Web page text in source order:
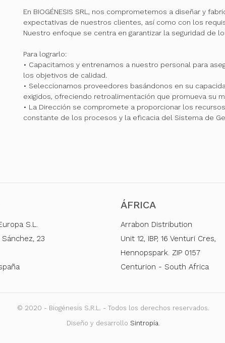
En BIOGÉNESIS SRL, nos comprometemos a diseñar y
expectativas de nuestros clientes, así como con los
Nuestro enfoque se centra en garantizar la seguridad de
Para lograrlo:
• Capacitamos y entrenamos a nuestro personal para
los objetivos de calidad.
• Seleccionamos proveedores basándonos en su
exigidos, ofreciendo retroalimentación que promueva su
• La Dirección se compromete a proporcionar los
constante de los procesos y la eficacia del Sistema de
S.L.
23
ÁFRICA
Arrabon Distribution
Unit 12, IBP, 16 Venturi Cres,
Hennopspark. ZIP 0157
Centurion - South Africa
© 2020 - Biogénesis S.R.L. - Todos los derechos reservados.
Diseño y desarrollo Sintropía